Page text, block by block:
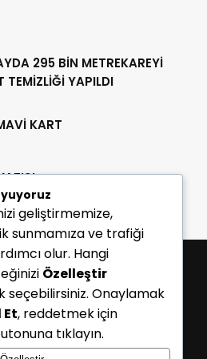
295 BİN METREKAREYİ
YAPILDI
KART
geliştirmemize,
sunmamıza ve trafiği
olur. Hangi
Özelleştir
seçebilirsiniz. Onaylamak
, reddetmek için
tıklayın.